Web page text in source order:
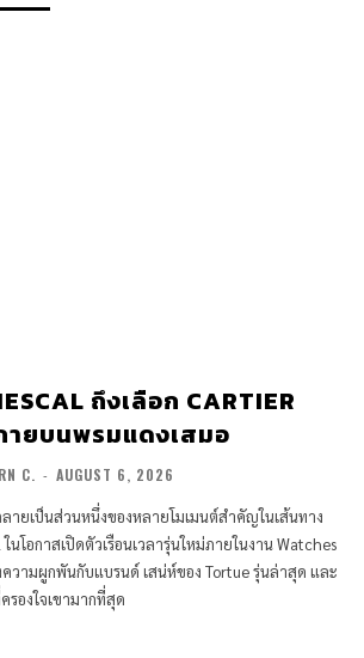
ถึงเลือก CARTIER
ายบนพรมแดงเสมอ
C. - AUGUST 6, 2026
ลายเป็นส่วนหนึ่งของหลายโมเมนต์สำคัญในเส้นทาง
นโอกาสเปิดตัวเรือนเวลารุ่นใหม่ภายในงาน Watches
วามผูกพันกับแบรนด์ เสน่ห์ของ Tortue รุ่นล่าสุด และ
องใจเขามากที่สุด